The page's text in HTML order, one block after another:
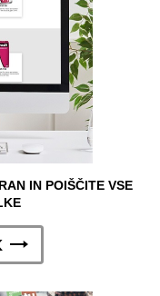
IN POIŠČITE VSE